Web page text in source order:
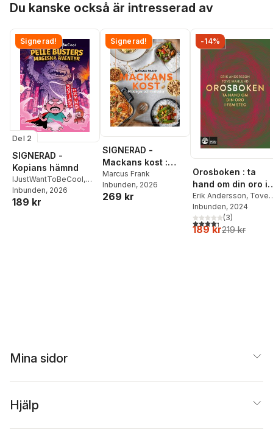
Du kanske också är intresserad av
Signerad!
Del 2
SIGNERAD -
Kopians hämnd
IJustWantToBeCool,
Joel Adolphson
Ejdemo Beer
Inbunden, 2026
189 kr
Signerad!
SIGNERAD -
Mackans kost :
Middagar och
matlådor
Marcus Frank
Inbunden, 2026
269 kr
-14%
Orosboken : ta
hand om din oro i
fem steg
Erik Andersson, Tove
Wahlund
Inbunden, 2024
4,3utav 5 stjärnor.
(3)
189 kr219 kr
Mina sidor
Hjälp